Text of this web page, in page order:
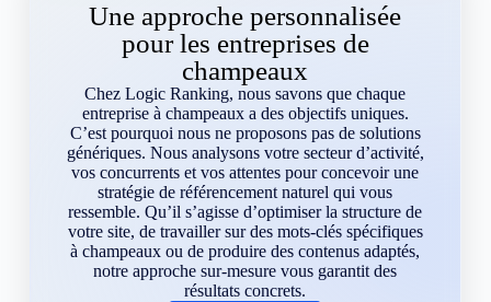
Une approche personnalisée
pour les entreprises de
champeaux
Chez Logic Ranking, nous savons que chaque
entreprise à champeaux a des objectifs uniques.
C’est pourquoi nous ne proposons pas de solutions
génériques. Nous analysons votre secteur d’activité,
vos concurrents et vos attentes pour concevoir une
stratégie de référencement naturel qui vous
ressemble. Qu’il s’agisse d’optimiser la structure de
votre site, de travailler sur des mots-clés spécifiques
à champeaux ou de produire des contenus adaptés,
notre approche sur-mesure vous garantit des
résultats concrets.